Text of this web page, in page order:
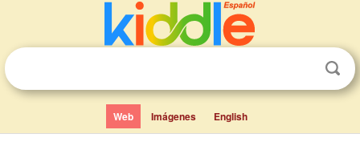
Web Imágenes English